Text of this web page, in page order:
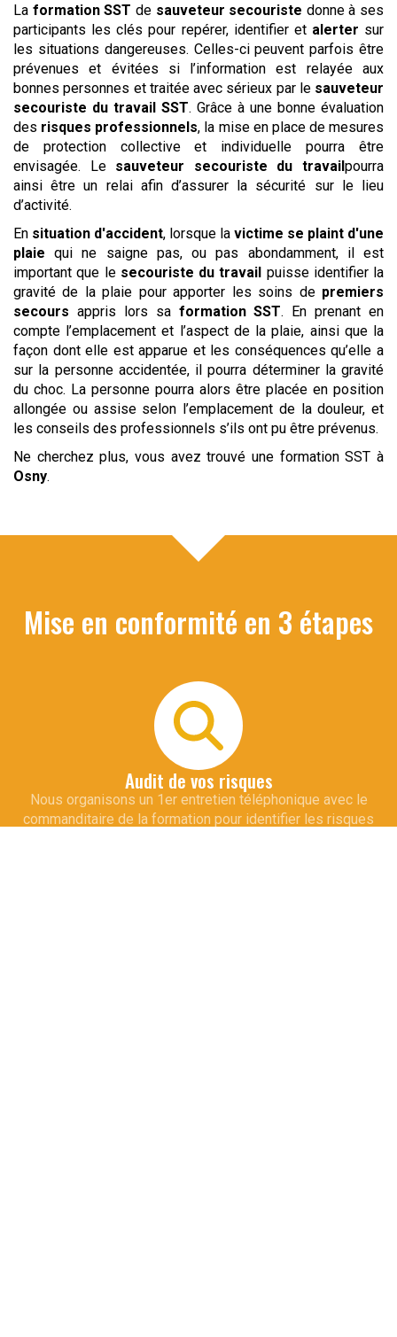
La formation SST de sauveteur secouriste donne à ses
participants les clés pour repérer, identifier et alerter sur
les situations dangereuses. Celles-ci peuvent parfois être
prévenues et évitées si l’information est relayée aux
bonnes personnes et traitée avec sérieux par le sauveteur
secouriste du travail SST. Grâce à une bonne évaluation
des risques professionnels, la mise en place de mesures
de protection collective et individuelle pourra être
envisagée. Le sauveteur secouriste du travailpourra
ainsi être un relai afin d’assurer la sécurité sur le lieu
d’activité.
En situation d'accident, lorsque la victime se plaint d'une
plaie qui ne saigne pas, ou pas abondamment, il est
important que le secouriste du travail puisse identifier la
gravité de la plaie pour apporter les soins de premiers
secours appris lors sa formation SST. En prenant en
compte l’emplacement et l’aspect de la plaie, ainsi que la
façon dont elle est apparue et les conséquences qu’elle a
sur la personne accidentée, il pourra déterminer la gravité
du choc. La personne pourra alors être placée en position
allongée ou assise selon l’emplacement de la douleur, et
les conseils des professionnels s’ils ont pu être prévenus.
Ne cherchez plus, vous avez trouvé une formation SST à
Osny.
Mise en conformité en 3 étapes
Audit de vos risques
Nous organisons un 1er entretien téléphonique avec le
commanditaire de la formation pour identifier les risques